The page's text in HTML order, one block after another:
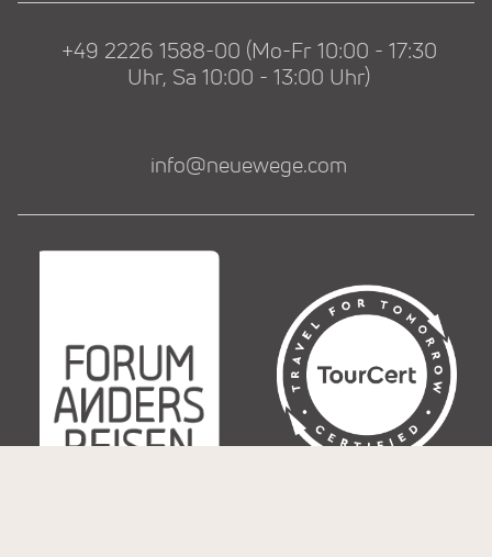
+49 2226 1588-00 (Mo-Fr 10:00 - 17:30
Uhr, Sa 10:00 - 13:00 Uhr)
info@neuewege.com